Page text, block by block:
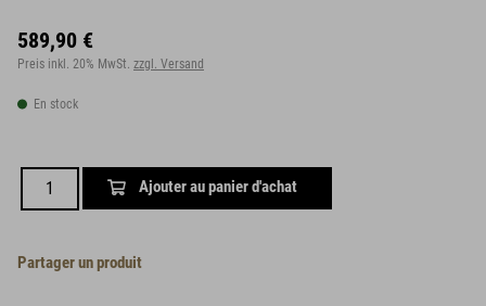
589,90 €
Preis inkl. 20% MwSt. zzgl. Versand
En stock
Ajouter au panier d'achat
Partager un produit